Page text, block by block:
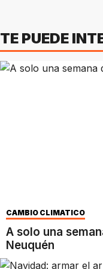
TE PUEDE
CAMBIO CLIMÁTICO
A solo una
Neuquén